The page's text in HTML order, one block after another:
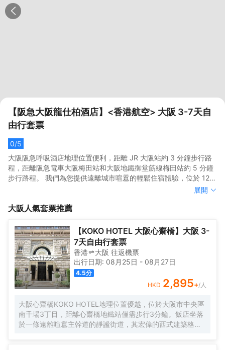
【阪急大阪龍仕柏酒店】<香港航空> 大阪 3-7天自
由行套票
0/5
大阪阪急呼吸酒店地理位置便利，距離 JR 大阪站約 3 分鐘步行路
程，距離阪急電車大阪梅田站和大阪地鐵御堂筋線梅田站約 5 分鐘
步行路程。 我們為您提供遠離城市喧囂的輕鬆住宿體驗，位於 12
樓及以上的客房可欣賞美景，所有客房均配有獨立浴室和衞生間等
為自助餐，供應時間為上午 7:00 至上午 10:00（收費）。
大阪阪急呼吸酒店地理位置便利，距離 JR 大阪站約 3 分鐘步行路
步行路程。 我們為您提供遠離城市喧囂的輕鬆住宿體驗，位於 12
便利的室內設施。 酒店內的設施包括健身房和投幣式洗衣機。 早餐
為自助餐，供應時間為上午 7:00 至上午 10:00（收費）。
展開
大阪人氣套票推薦
【KOKO HOTEL 大阪心齋橋】大阪 3-
7天自由行套票
香港 大阪 往返機票
出行日期: 08月25日 - 08月27日
4.5分
HKD 2,895+/人
大阪心齋橋KOKO HOTEL地理位置優越，位於大阪市中央區
南千場3丁目，距離心齋橋地鐵站僅需步行3分鐘。飯店坐落
於一條遠離喧囂主幹道的靜謐街道，其宏偉的西式建築格外